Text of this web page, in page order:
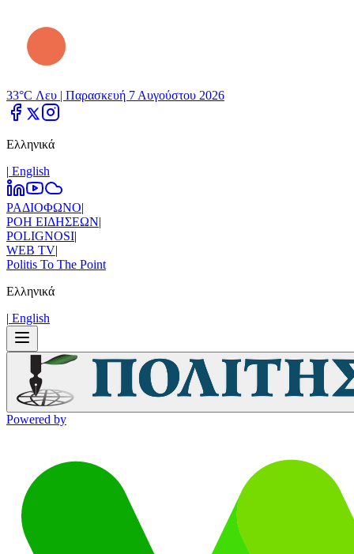
33°C Λευ | Παρασκευή 7 Αυγούστου 2026
Ελληνικά
| Εnglish
ΡΑΔΙΟΦΩΝΟ|
ΡΟΗ ΕΙΔΗΣΕΩΝ|
POLIGNOSI|
WEB TV|
Politis To The Point
Ελληνικά
| Εnglish
Powered by